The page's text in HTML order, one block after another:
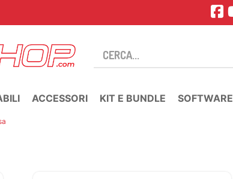
ACCESSORI KIT E BUNDLE SOFTWARE